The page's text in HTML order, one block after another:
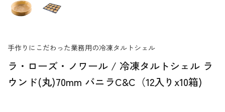
ラ・ローズ・ノワール / 冷凍タルトシェル ラ
ウンド(丸)70mm バニラC&C（12入りx10箱)
手作りにこだわった業務用の冷凍タルトシェル